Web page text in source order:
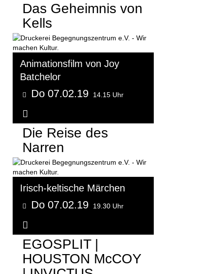
Das Geheimnis von
Kells
Animationsfilm von Joy
Batchelor
Do 07.02.19 14.15 Uhr
Die Reise des
Narren
Irisch-keltische Märchen
Do 07.02.19 19.30 Uhr
EGOSPLIT |
HOUSTON McCOY